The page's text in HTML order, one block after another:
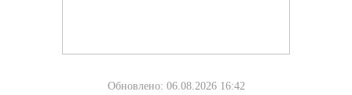
Обновлено: 06.08.2026 16:42